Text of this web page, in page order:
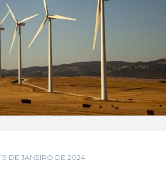
19 DE JANEIRO DE 2024